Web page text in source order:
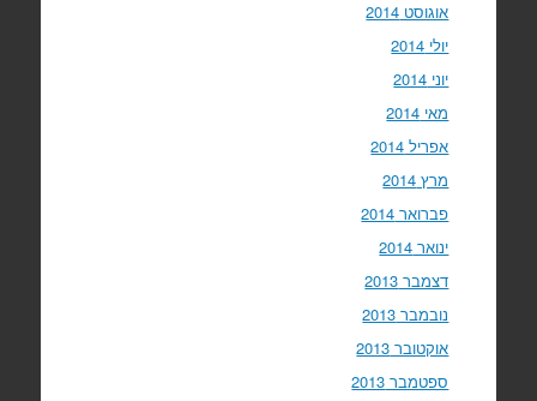
אוגוסט 2014
יולי 2014
יוני 2014
מאי 2014
אפריל 2014
מרץ 2014
פברואר 2014
ינואר 2014
דצמבר 2013
נובמבר 2013
אוקטובר 2013
ספטמבר 2013